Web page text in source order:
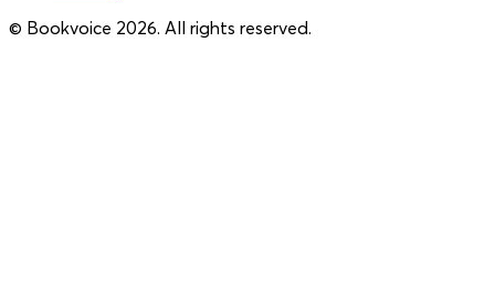
© Bookvoice 2026. All rights reserved.